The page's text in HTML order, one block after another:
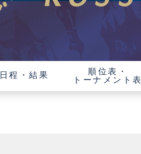
日程・結果
順位表・
トーナメント表